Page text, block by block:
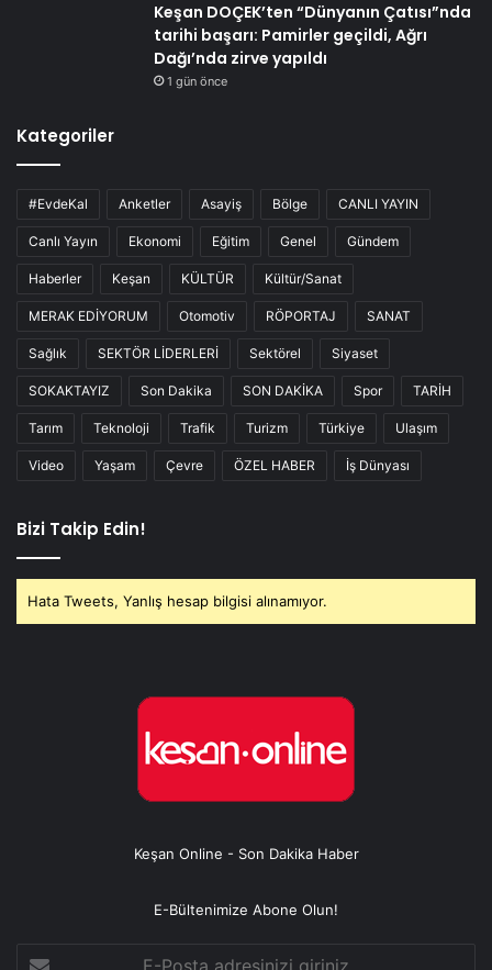
Keşan DOÇEK’ten “Dünyanın Çatısı”nda
tarihi başarı: Pamirler geçildi, Ağrı
Dağı’nda zirve yapıldı
1 gün önce
Kategoriler
#EvdeKal Anketler Asayiş Bölge CANLI YAYIN
Canlı Yayın Ekonomi Eğitim Genel Gündem
Haberler Keşan KÜLTÜR Kültür/Sanat
MERAK EDİYORUM Otomotiv RÖPORTAJ SANAT
Sağlık SEKTÖR LİDERLERİ Sektörel Siyaset
SOKAKTAYIZ Son Dakika SON DAKİKA Spor TARİH
Tarım Teknoloji Trafik Turizm Türkiye Ulaşım
Video Yaşam Çevre ÖZEL HABER İş Dünyası
Bizi Takip Edin!
Hata Tweets, Yanlış hesap bilgisi alınamıyor.
Keşan Online - Son Dakika Haber
E-Bültenimize Abone Olun!
E-